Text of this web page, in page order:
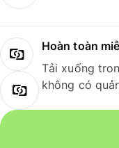
Hoàn toàn
Tải xuống
không có